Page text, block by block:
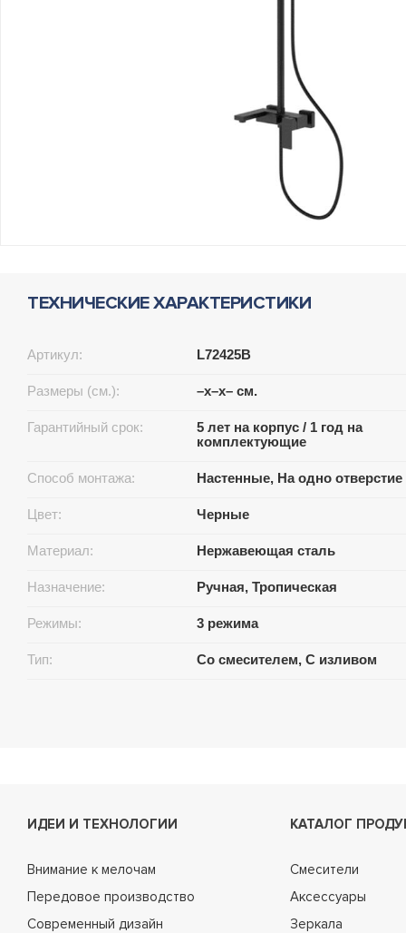
ТЕХНИЧЕСКИЕ ХАРАКТЕРИСТИКИ
Артикул: L72425B
Размеры (см.): –x–x– см.
Гарантийный срок:
5 лет на корпус / 1 год на
комплектующие
Способ монтажа: Настенные, На одно отверстие
Цвет: Черные
Материал: Нержавеющая сталь
Назначение: Ручная, Тропическая
Режимы: 3 режима
Тип: Со смесителем, С изливом
ИДЕИ И ТЕХНОЛОГИИ
Внимание к мелочам
Передовое производство
Современный дизайн
КАТАЛОГ
Смесители
Аксессуары
Зеркала